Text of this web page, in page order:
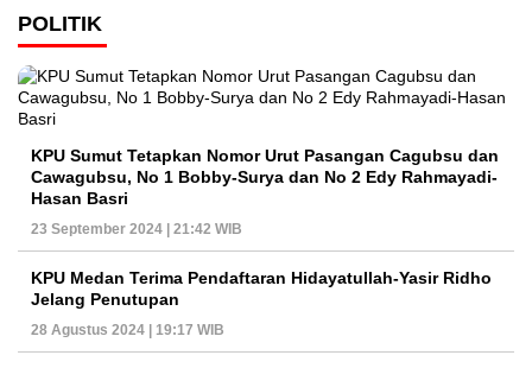
POLITIK
KPU Sumut Tetapkan Nomor Urut Pasangan Cagubsu dan
Cawagubsu, No 1 Bobby-Surya dan No 2 Edy Rahmayadi-
Hasan Basri
23 September 2024 | 21:42 WIB
KPU Medan Terima Pendaftaran Hidayatullah-Yasir Ridho
Jelang Penutupan
28 Agustus 2024 | 19:17 WIB